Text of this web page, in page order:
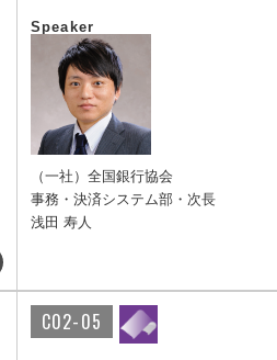
Speaker
（一社）全国銀行協会
事務・決済システム部・次長
浅田 寿人
C02-05